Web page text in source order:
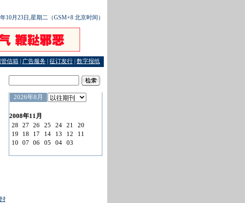
10月23日,星期二（GSM+8 北京时间）
管信箱 广告服务 征订发行 数字报纸
起离婚官司 法官百条短信调结案件